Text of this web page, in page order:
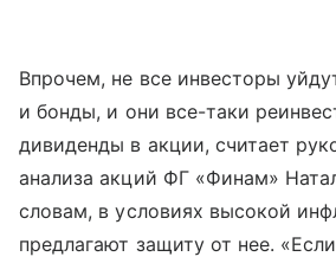
Впрочем, не все инвесторы
и бонды, и они все-таки
дивиденды в акции, считает
анализа акций ФГ «Финам»
словам, в условиях высокой
предлагают защиту от нее.